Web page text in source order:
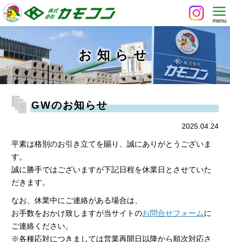
お知らせ
GWのお知らせ
2025.04.24
平素は格別のお引き立てを賜り、誠にありがとうございま
す。
誠に勝手ではございますが下記日程を休業日とさせていた
だきます。
なお、休業中にご連絡がある場合は、
お手数をおかけ致しますが当サイトのお問合せフォームに
ご連絡ください。
※各種応対につきましては営業再開日以降から順次対応さ